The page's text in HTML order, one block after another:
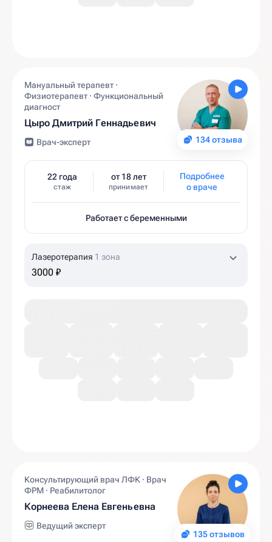
134 отзыва
Мануальный терапевт ·
Физиотерапевт · Функциональный
диагност
Цыро Дмитрий Геннадьевич
Врач-эксперт
22 года
стаж
от 18 лет
принимает
Подробнее
о враче
Работает с беременными
Лазеротерапия 1 зона
3000 ₽
135 отзывов
Консультирующий врач ЛФК · Врач
ФРМ · Реабилитолог
Корнеева Елена Евгеньевна
Ведущий эксперт